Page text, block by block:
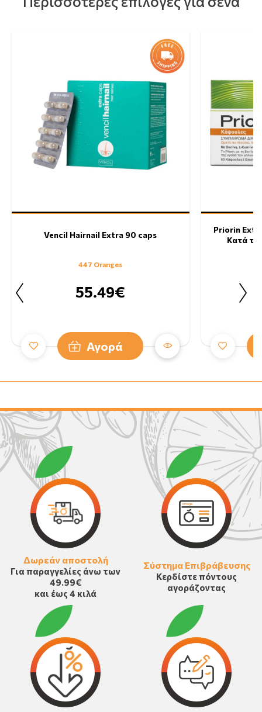
Vencil Hairnail Extra 90 caps
447 Oranges
55.49€
Αγορά
Priorin
Κατά
Δωρεάν αποστολή
Για παραγγελίες άνω των
49.99€
και έως 4 κιλά
Σύστημα Επιβράβευσης
Κερδίστε πόντους
αγοράζοντας